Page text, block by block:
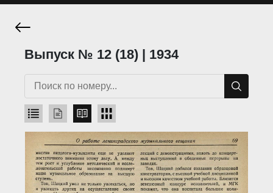
Выпуск № 12 (18) | 1934